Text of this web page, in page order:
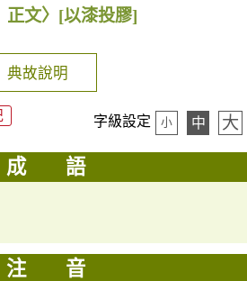
文〉 [以漆投膠]
典故說明
字級設定 小 中 大
成 語
注 音